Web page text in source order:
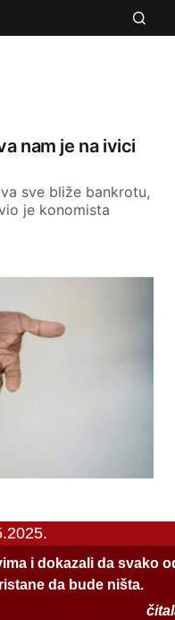
nam je na ivici
sve bliže bankrotu,
je konomista
i dokazali da svako
da bude ništa.